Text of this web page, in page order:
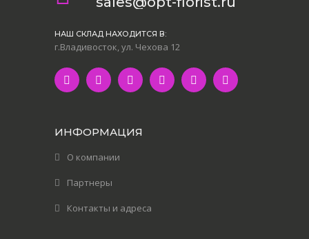
НАШ СКЛАД НАХОДИТСЯ В:
г.Владивосток, ул. Чехова 12
ИНФОРМАЦИЯ
О компании
Партнеры
Контакты и адреса